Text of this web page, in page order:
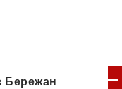
Бережан